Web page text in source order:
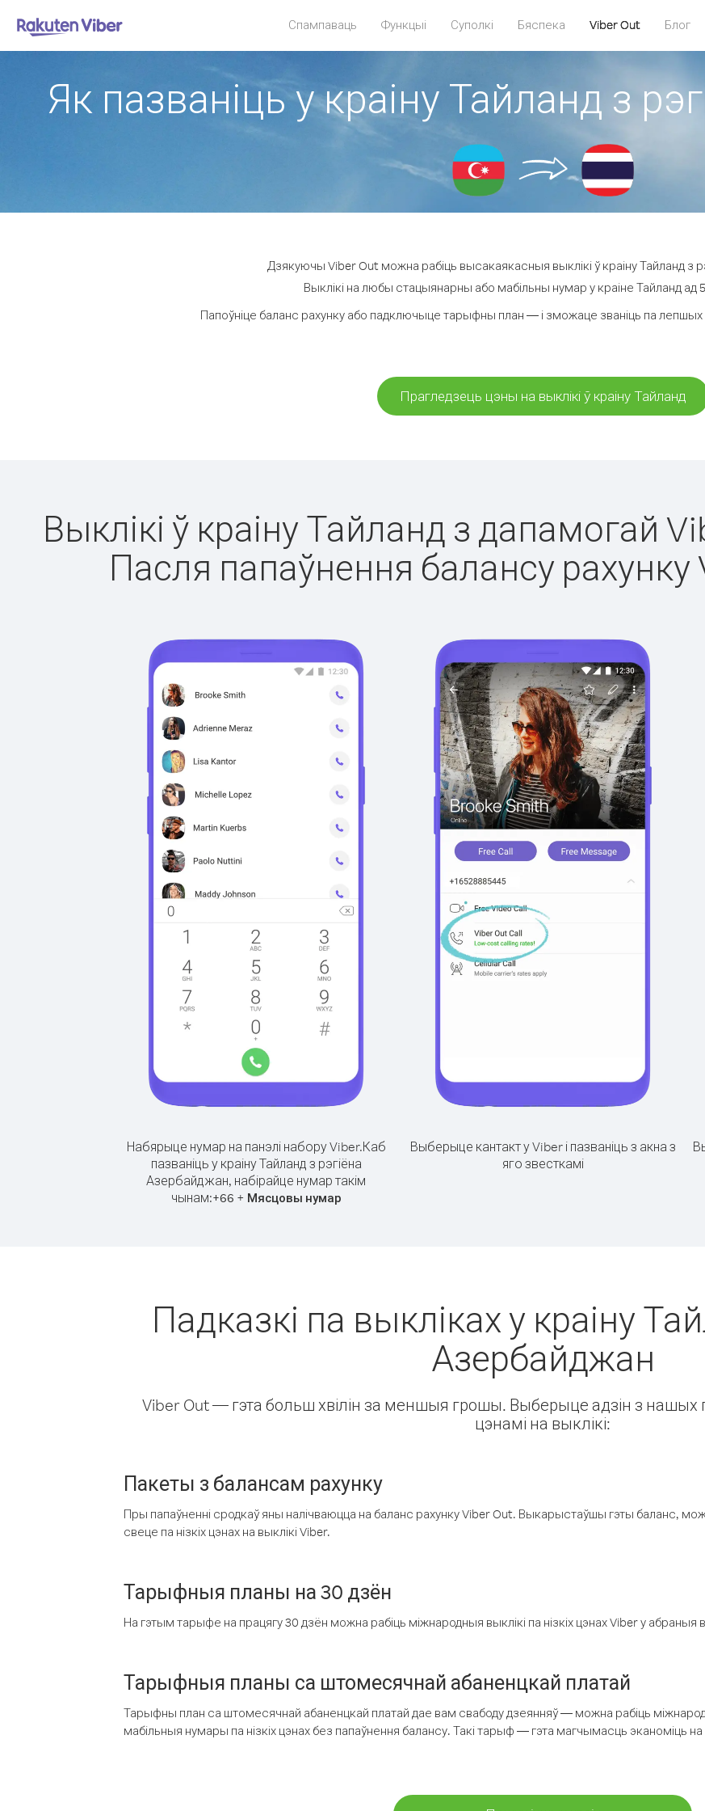
Спампаваць Функцыі Суполкі Бяспека Viber Out Блог
Як пазваніць у краіну Тайланд з
Дзякуючы Viber Out можна рабіць высакаякасныя выклікі ў краіну Тайланд з
Выклікі на любы стацыянарны або мабільны нумар у краіне Тайланд ад
Папоўніце баланс рахунку або падключыце тарыфны план — і зможаце званіць па лепшых
Прагледзець цэны на выклікі ў краіну Тайланд
Выклікі ў краіну Тайланд з дапамогай
Пасля папаўнення балансу
Набярыце нумар на панэлі набору Viber.Каб
пазваніць у краіну Тайланд з рэгіёна
Азербайджан, набірайце нумар такім
чынам:+66 + Мясцовы нумар
Выберыце кантакт у Viber і пазваніць з акна з
яго звесткамі
Падказкі па выкліках у краіну
Азербайджан
Viber Out — гэта больш хвілін за меншыя грошы. Выберыце адзін з нашых
цэнамі на выклікі:
Пакеты з балансам рахунку
Пры папаўненні сродкаў яны налічваюцца на баланс рахунку Viber Out. Выкарыстаўшы гэты баланс,
свеце па нізкіх цэнах на выклікі Viber.
Тарыфныя планы на 30 дзён
На гэтым тарыфе на працягу 30 дзён можна рабіць міжнародныя выклікі па нізкіх цэнах Viber у абраныя
Тарыфныя планы са штомесячнай абаненцкай платай
Тарыфны план са штомесячнай абаненцкай платай дае вам свабоду дзеянняў — можна рабіць
мабільныя нумары па нізкіх цэнах без папаўнення балансу. Такі тарыф — гэта магчымасць эканоміць на